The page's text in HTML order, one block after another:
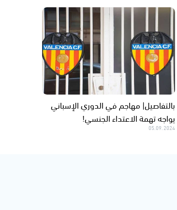
بالتفاصيل| مهاجم في الدوري الإسباني
يواجه تهمة الاعتداء الجنسي!
05.09.2024